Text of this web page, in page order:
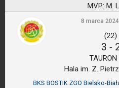
MVP: M.
8 marca
(22)
3 -
Hala im. Z.
BKS BOSTIK ZGO Bielsko-